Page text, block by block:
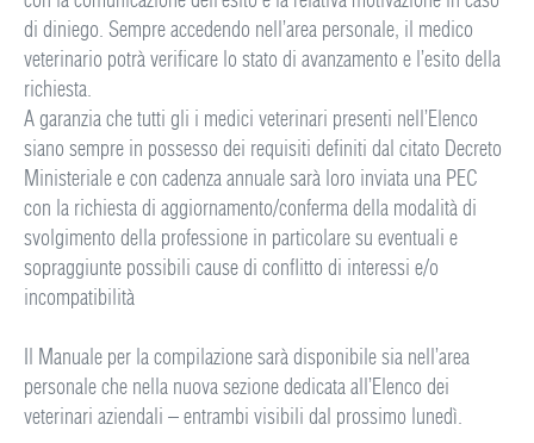
di diniego. Sempre accedendo nell’area personale, il medico
veterinario potrà verificare lo stato di avanzamento e l’esito della
richiesta.
A garanzia che tutti gli i medici veterinari presenti nell’Elenco
siano sempre in possesso dei requisiti definiti dal citato Decreto
Ministeriale e con cadenza annuale sarà loro inviata una PEC
con la richiesta di aggiornamento/conferma della modalità di
svolgimento della professione in particolare su eventuali e
sopraggiunte possibili cause di conflitto di interessi e/o
incompatibilità
Il Manuale per la compilazione sarà disponibile sia nell’area
personale che nella nuova sezione dedicata all’Elenco dei
veterinari aziendali – entrambi visibili dal prossimo lunedì.